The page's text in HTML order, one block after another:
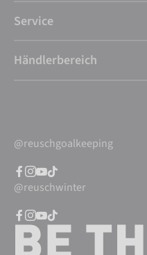
Service
Händlerbereich
@reuschgoalkeeping
@reuschwinter